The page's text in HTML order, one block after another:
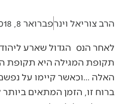
הרב צוריאל וינרפברואר 8, 2018
לאחר הנס הגדול שארע
תקופת המגילה היא תקופת
האלה …וכאשר קיימו על
ברוח זו, הזמן המתאים